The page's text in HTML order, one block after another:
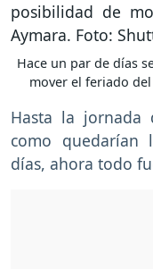
Hace un par de días
mover el feriado
Hasta la jornada
como quedarían
días, ahora todo